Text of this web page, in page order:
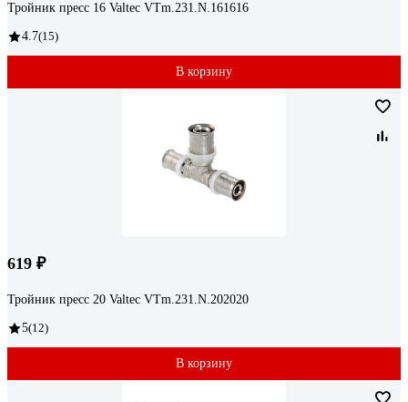
Тройник пресс 16 Valtec VTm.231.N.161616
4.7(15)
В корзину
619 ₽
Тройник пресс 20 Valtec VTm.231.N.202020
5(12)
В корзину